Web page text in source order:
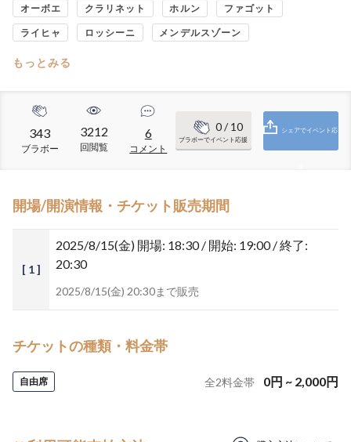
オーボエ クラリネット ホルン ファゴット
ライヒャ ロッシーニ メンデルスゾーン
もっとみる
343
ブラボー
3212
回閲覧
6
コメント
0/ 10
ブラボーでイベント応援
シェアでイベント応
開場/開演情報・チケット販売期間
[ 1 ]
2025/8/15(金) 開場: 18:30 / 開始: 19:00 / 終了:
20:30
2025/8/15(金) 20:30まで販売
チケットの種類・料金帯
自由席 全2料金帯 0円 ~ 2,000円